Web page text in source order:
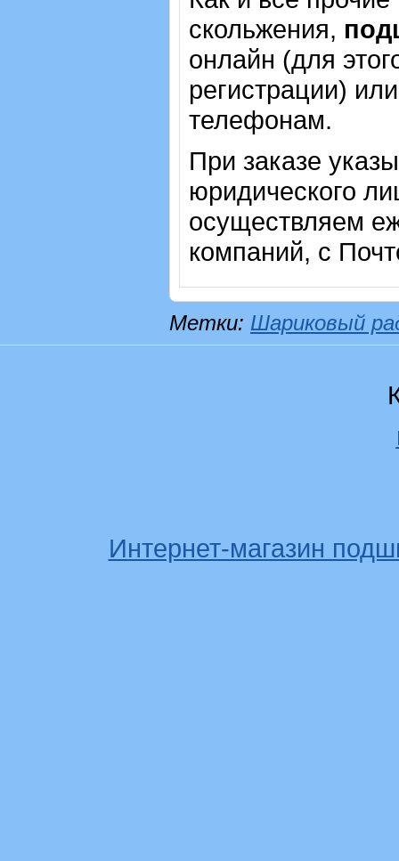
скольжения,
онлайн (для
регистрации)
телефонам.
При заказе
юридического
осуществляем
компаний, с
Метки: Шариковый
Интернет-магазин